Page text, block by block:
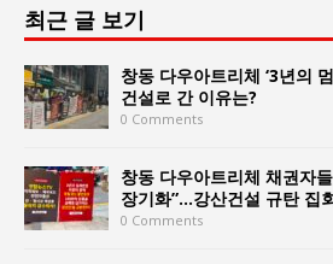
최근 글 보기
창동 다우아트리체 ‘3년의
건설로 간 이유는?
0 Comments
창동 다우아트리체 채권자
장기화”…강산건설 규탄 집
0 Comments